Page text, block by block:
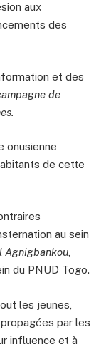
aux
des
et des
de
onusienne
de cette
au sein
Agnigbankou,
du PNUD Togo.
les jeunes,
par les
influence et à